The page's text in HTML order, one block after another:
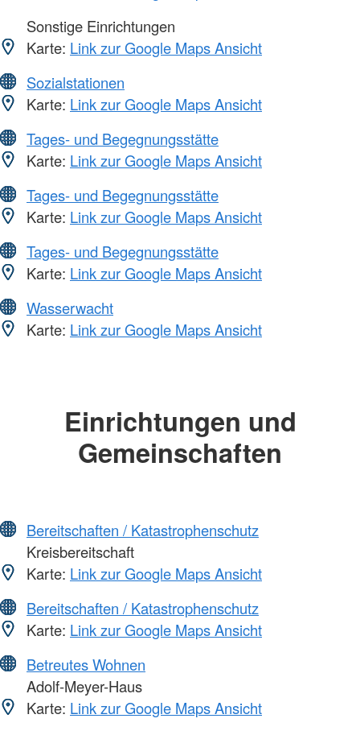
Sonstige Einrichtungen
Karte: Link zur Google Maps Ansicht
Sozialstationen
Karte: Link zur Google Maps Ansicht
Tages- und Begegnungsstätte
Karte: Link zur Google Maps Ansicht
Tages- und Begegnungsstätte
Karte: Link zur Google Maps Ansicht
Tages- und Begegnungsstätte
Karte: Link zur Google Maps Ansicht
Wasserwacht
Karte: Link zur Google Maps Ansicht
Einrichtungen und
Gemeinschaften
Bereitschaften / Katastrophenschutz
Kreisbereitschaft
Karte: Link zur Google Maps Ansicht
Bereitschaften / Katastrophenschutz
Karte: Link zur Google Maps Ansicht
Betreutes Wohnen
Adolf-Meyer-Haus
Karte: Link zur Google Maps Ansicht